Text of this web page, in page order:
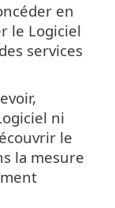
en
le Logiciel
services
ni
le
la mesure